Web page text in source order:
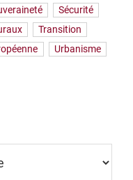
Sécurité
Transition
Urbanisme